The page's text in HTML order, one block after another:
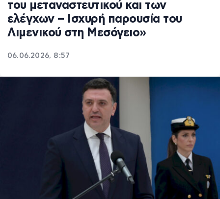
του μεταναστευτικού και των
ελέγχων – Ισχυρή παρουσία του
Λιμενικού στη Μεσόγειο»
06.06.2026, 8:57